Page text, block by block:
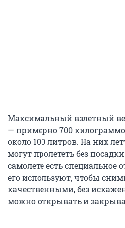
Максимальный взлетный
— примерно 700
около 100 литров. На них
могут пролететь без
самолете есть специальное
его используют, чтобы
качественными, без
можно открывать и